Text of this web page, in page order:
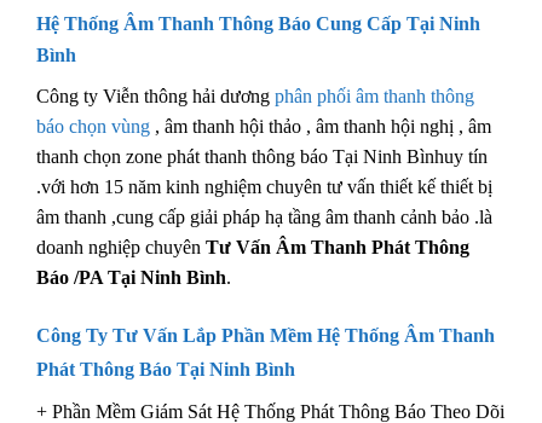
Hệ Thống Âm Thanh Thông Báo Cung Cấp Tại Ninh
Bình
Công ty Viễn thông hải dương phân phối âm thanh thông
báo chọn vùng , âm thanh hội thảo , âm thanh hội nghị , âm
thanh chọn zone phát thanh thông báo Tại Ninh Bìnhuy tín
.với hơn 15 năm kinh nghiệm chuyên tư vấn thiết kế thiết bị
âm thanh ,cung cấp giải pháp hạ tầng âm thanh cảnh bảo .là
doanh nghiệp chuyên Tư Vấn Âm Thanh Phát Thông
Báo /PA Tại Ninh Bình.
Công Ty Tư Vấn Lắp Phần Mềm Hệ Thống Âm Thanh
Phát Thông Báo Tại Ninh Bình
+ Phần Mềm Giám Sát Hệ Thống Phát Thông Báo Theo Dõi